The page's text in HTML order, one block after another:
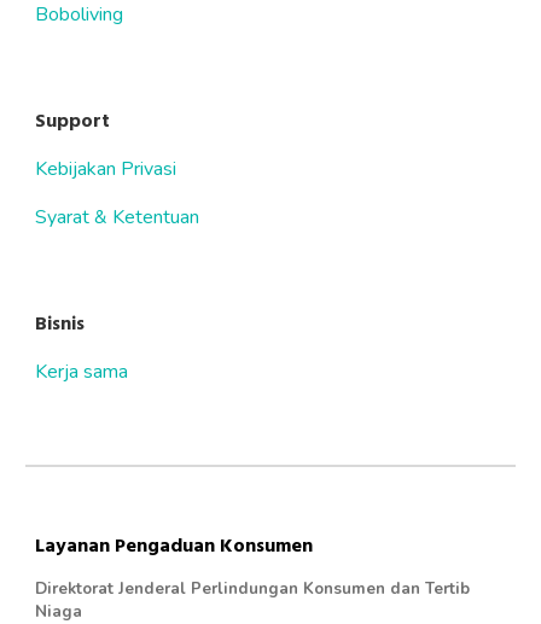
Boboliving
Support
Kebijakan Privasi
Syarat & Ketentuan
Bisnis
Kerja sama
Layanan Pengaduan Konsumen
Direktorat Jenderal Perlindungan Konsumen dan Tertib
Niaga